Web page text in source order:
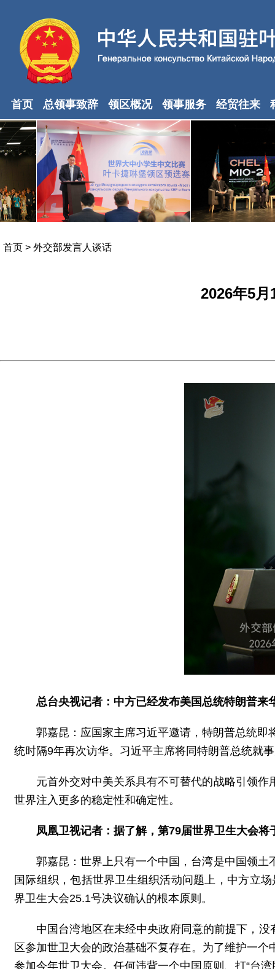
首页 总领事致辞 领区概况 领事服务 经贸往来
首页 > 外交部发言人谈话
2026年5
总台央视记者：中方已经发布美国总统特朗普
郭嘉昆：应国家主席习近平邀请，特朗普总统
统时隔9年再次访华。习近平主席将同特朗普总统就
元首外交对中美关系具有不可替代的战略引领
世界注入更多的稳定性和确定性。
凤凰卫视记者：据了解，第79届世界卫生大会
郭嘉昆：世界上只有一个中国，台湾是中国领
国际组织，包括世界卫生组织活动问题上，中方立
界卫生大会25.1号决议确认的根本原则。
中国台湾地区在未经中央政府同意的前提下，
区参加世卫大会的政治基础不复存在。为了维护一
参加今年世卫大会。任何违背一个中国原则、打“台